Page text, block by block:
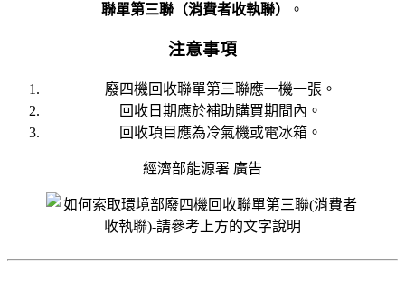
聯單第三聯（消費者收執聯）
。
注意事項
廢四機回收聯單第三聯應一機一張。
回收日期應於補助購買期間內。
回收項目應為冷氣機或電冰箱。
經濟部能源署 廣告